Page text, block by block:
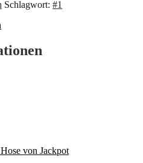
Schlagwort: #1